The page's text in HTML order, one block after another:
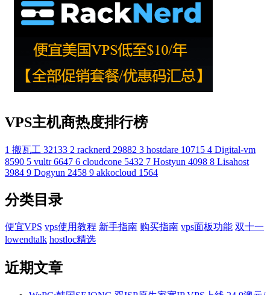
VPS主机商热度排行榜
1 搬瓦工 32133 2 racknerd 29882 3 hostdare 10715 4 Digital-vm
8590 5 vultr 6647 6 cloudcone 5432 7 Hostyun 4098 8 Lisahost
3984 9 Dogyun 2458 9 akkocloud 1564
分类目录
便宜VPS vps使用教程 新手指南 购买指南 vps面板功能 双十一
lowendtalk hostloc精选
近期文章